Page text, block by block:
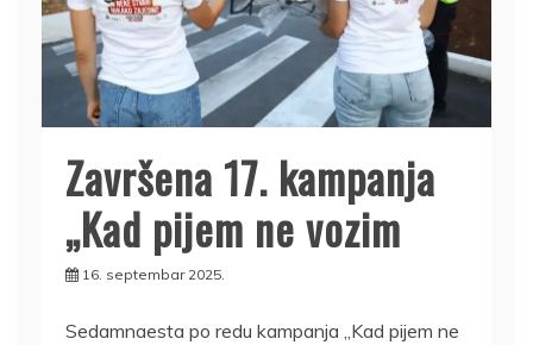
Završena 17. kampanja
„Kad pijem ne vozim
16. septembar 2025.
Sedamnaesta po redu kampanja „Kad pijem ne